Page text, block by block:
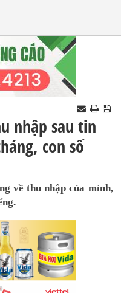
nhập sau tin
con số
về thu nhập của mình,